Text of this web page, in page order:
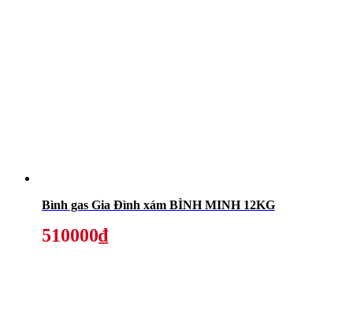
Bình gas Gia Đình xám BÌNH MINH 12KG
510000₫